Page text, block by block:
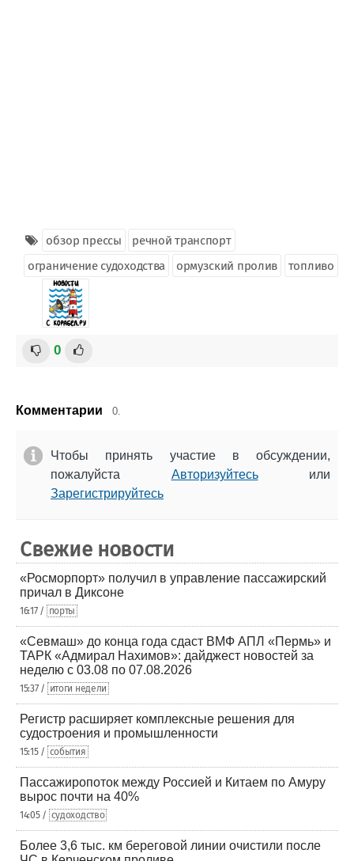
обзор прессы
речной транспорт
ограничение судоходства
ормузский пролив топливо
0
Комментарии 0.
Чтобы принять участие в обсуждении,
пожалуйста Авторизуйтесьили
Зарегистрируйтесь
Свежие новости
«Росморпорт» получил в управление пассажирский
причал в Диксоне
16:17 / порты
«Севмаш» до конца года сдаст ВМФ АПЛ «Пермь» и
ТАРК «Адмирал Нахимов»: дайджест новостей за
неделю с 03.08 по 07.08.2026
15:37 / итоги недели
Регистр расширяет комплексные решения для
судостроения и промышленности
15:15 / события
Пассажиропоток между Россией и Китаем по Амуру
вырос почти на 40%
14:05 / судоходство
Более 3,6 тыс. км береговой линии очистили после